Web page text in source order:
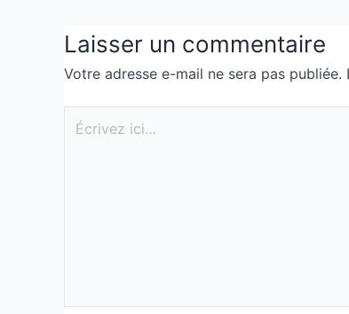
Laisser un commentaire
Votre adresse e-mail ne sera pas publiée.